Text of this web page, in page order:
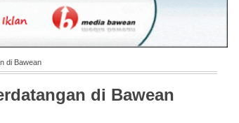
di Bawean
di Bawean